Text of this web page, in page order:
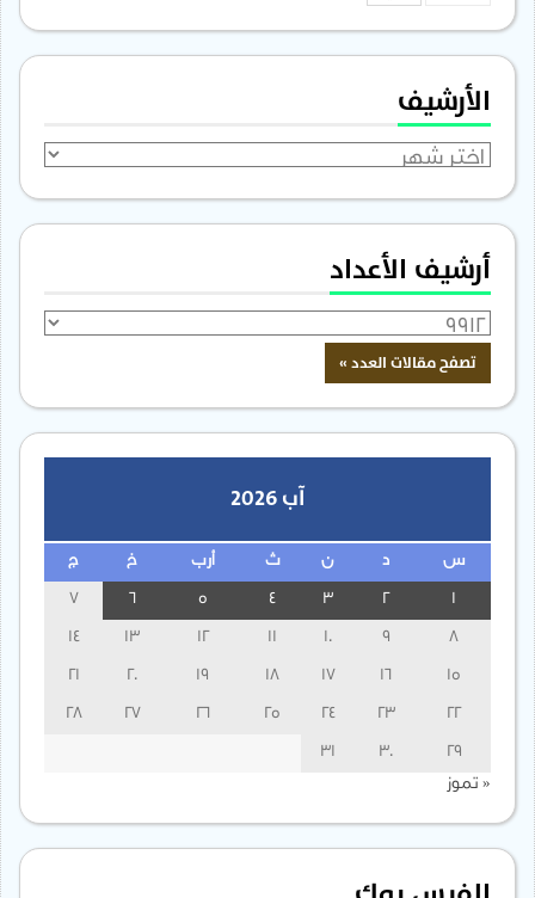
الأرشيف
الأرشيف
أرشيف الأعداد
آب 2026
س ن ث أرب خ ج
3
13
14
15
16
17
18
19
20
21
22
23
24
25
26
27
28
29
30
31
« تموز